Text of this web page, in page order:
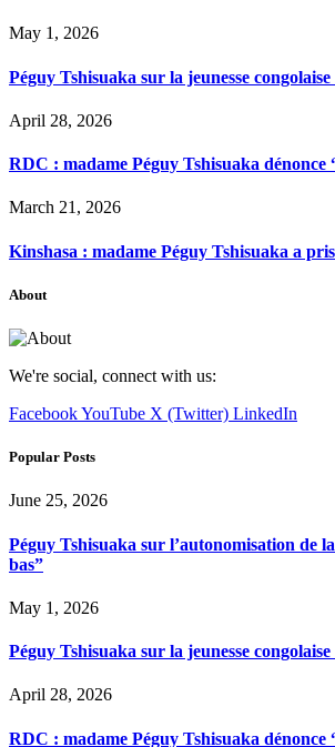
May 1, 2026
Péguy Tshisuaka sur la jeunesse
April 28, 2026
RDC : madame Péguy Tshisuaka dénonce
March 21, 2026
Kinshasa : madame Péguy Tshisuaka a
About
We're social, connect with us:
FacebookYouTube X (Twitter) LinkedIn
Popular Posts
June 25, 2026
Péguy Tshisuaka sur l’autonomisation de
bas”
May 1, 2026
Péguy Tshisuaka sur la jeunesse
April 28, 2026
RDC : madame Péguy Tshisuaka dénonce